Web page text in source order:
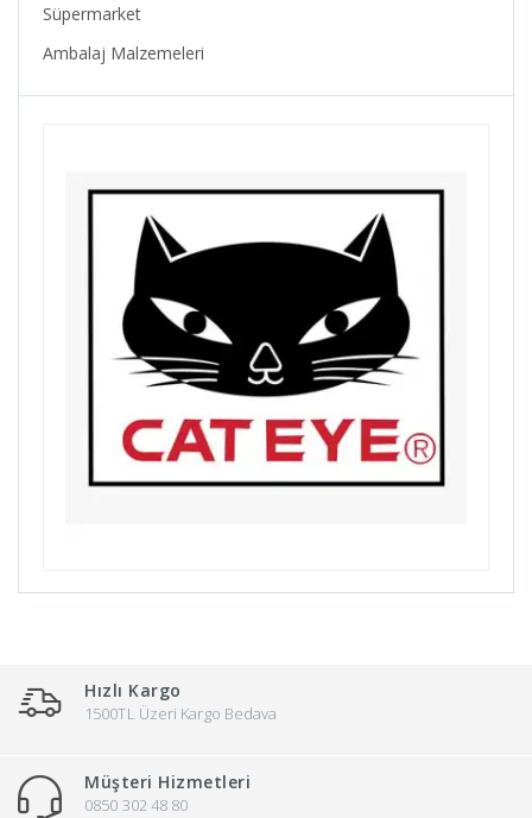
Fizik
Kızılay Doğal Maden Suyu
Wellgo
Süpermarket
Ambalaj Malzemeleri
Hızlı Kargo
1500TL Üzeri Kargo Bedava
Müşteri Hizmetleri
0850 302 48 80